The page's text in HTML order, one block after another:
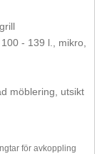
- 139 l., mikro,
möblering, utsikt
för avkoppling